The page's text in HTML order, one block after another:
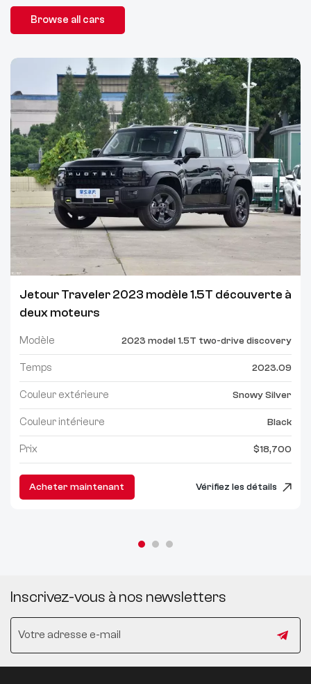
Browse all cars
Jetour Traveler 2023 modèle 1.5T découverte à
deux moteurs
Modèle 2023 model 1.5T two-drive discovery
Temps 2023.09
Couleur extérieure Snowy Silver
Couleur intérieure Black
Prix $18,700
Acheter maintenant Vérifiez les détails
Inscrivez-vous à nos newsletters